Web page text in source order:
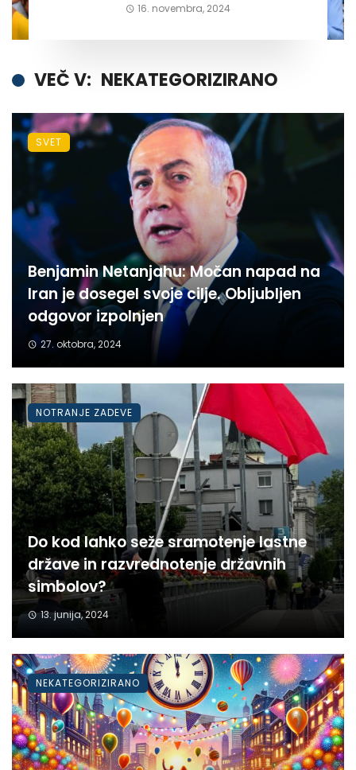
16. novembra, 2024
VEČ V: NEKATEGORIZIRANO
Benjamin Netanjahu: Močan napad na
Iran je dosegel svoje cilje. Obljubljen
odgovor izpolnjen
27. oktobra, 2024
SVET
Do kod lahko seže sramotenje lastne
države in razvrednotenje državnih
simbolov?
13. junija, 2024
NOTRANJE ZADEVE
NEKATEGORIZIRANO